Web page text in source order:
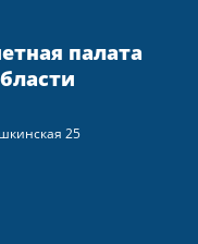
палата
25